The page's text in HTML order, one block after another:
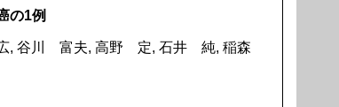
の1例
, 谷川 富夫, 高野 定, 石井 純, 稲森